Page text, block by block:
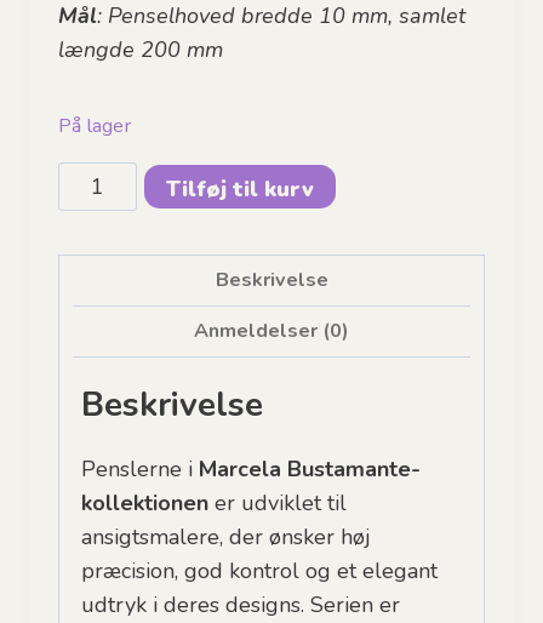
Mål: Penselhoved bredde 10 mm, samlet
længde 200 mm
På lager
FUSION
-
antal
Tilføj til kurv
Beskrivelse
Anmeldelser (0)
Beskrivelse
Penslerne i Marcela Bustamante-
kollektionen er udviklet til
ansigtsmalere, der ønsker høj
præcision, god kontrol og et elegant
udtryk i deres designs. Serien er